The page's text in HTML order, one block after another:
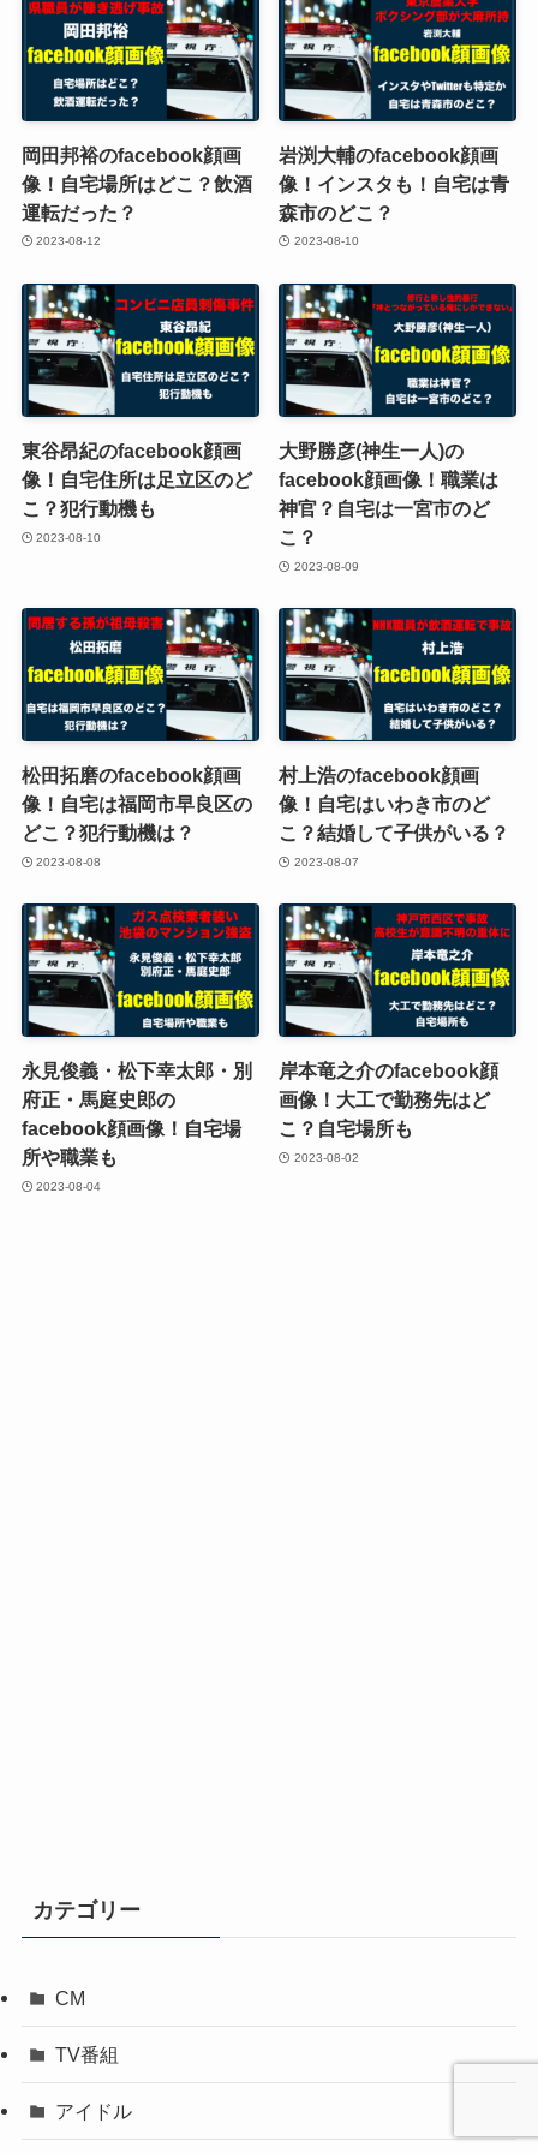
岡田邦裕のfacebook顔画
像！自宅場所はどこ？飲酒
運転だった？
2023-08-12
岩渕大輔のfacebook顔画
像！インスタも！自宅は青
森市のどこ？
2023-08-10
東谷昂紀のfacebook顔画
像！自宅住所は足立区のど
こ？犯行動機も
2023-08-10
大野勝彦(神生一人)の
facebook顔画像！職業は
神官？自宅は一宮市のど
こ？
2023-08-09
松田拓磨のfacebook顔画
像！自宅は福岡市早良区の
どこ？犯行動機は？
2023-08-08
村上浩のfacebook顔画
像！自宅はいわき市のど
こ？結婚して子供がいる？
2023-08-07
永見俊義・松下幸太郎・別
府正・馬庭史郎の
facebook顔画像！自宅場
所や職業も
2023-08-04
岸本竜之介のfacebook顔
画像！大工で勤務先はど
こ？自宅場所も
2023-08-02
カテゴリー
CM
TV番組
アイドル